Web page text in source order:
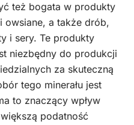
też bogata w produkty
owsiane, a także drób,
i sery. Te produkty
niezbędny do produkcji
za skuteczną
tego minerału jest
to znaczący wpływ
podatność